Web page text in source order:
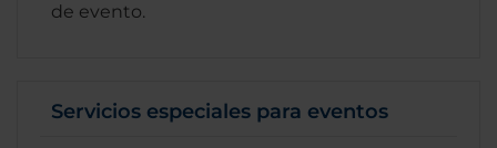
de evento.
Servicios especiales para eventos